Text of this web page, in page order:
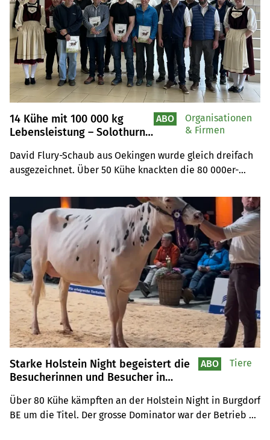
14 Kühe mit 100 000 kg
Lebensleistung – Solothurn
David Flury-Schaub aus Oekingen wurde gleich dreifach
ausgezeichnet. Über 50 Kühe knackten die 80 000er-
Viehzucht.
ABO
Organisationen
& Firmen
Starke Holstein Night begeistert die
Besucherinnen und Besucher in
Über 80 Kühe kämpften an der Holstein Night in Burgdorf
BE um die Titel. Der grosse Dominator war der Betrieb
ABO Tiere